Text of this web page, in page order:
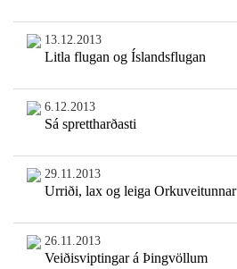
13.12.2013
Litla flugan og Íslandsflugan
6.12.2013
Sá sprettharðasti
29.11.2013
Urriði, lax og leiga Orkuveitunnar
26.11.2013
Veiðisviptingar á Þingvöllum